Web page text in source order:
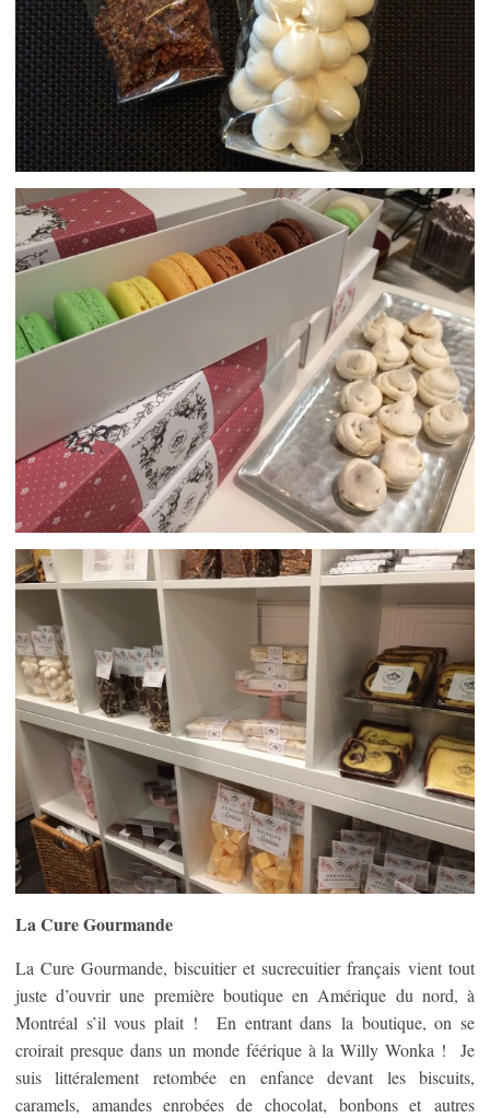
La Cure Gourmande
La Cure Gourmande, biscuitier et sucrecuitier français vient tout
juste d’ouvrir une première boutique en Amérique du nord, à
Montréal s’il vous plait ! En entrant dans la boutique, on se
croirait presque dans un monde féérique à la Willy Wonka ! Je
suis littéralement retombée en enfance devant les biscuits,
caramels, amandes enrobées de chocolat, bonbons et autres